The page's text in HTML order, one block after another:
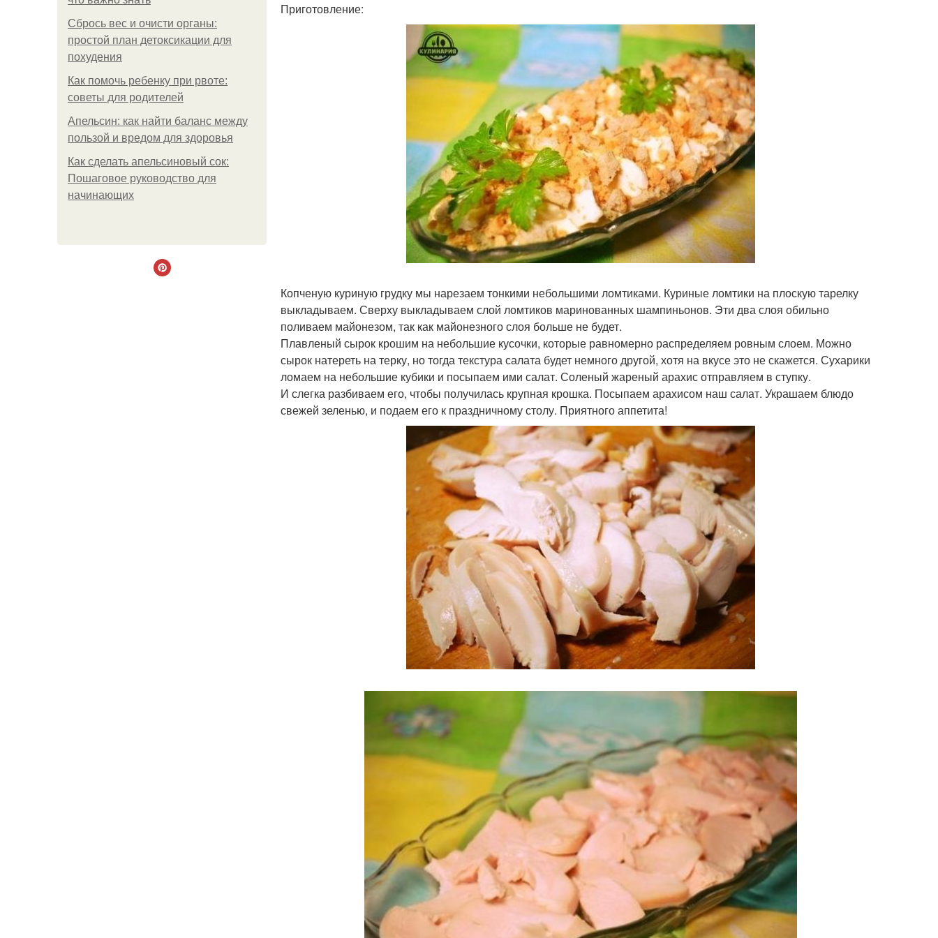
Сбрось вес и очисти органы:
простой план детоксикации для
похудения
Как помочь ребенку при рвоте:
советы для родителей
Апельсин: как найти баланс между
пользой и вредом для здоровья
Как сделать апельсиновый сок:
Пошаговое руководство для
начинающих
Приготовление:
Копченую куриную грудку мы нарезаем тонкими небольшими ломтиками. Куриные ломтики на плоскую тарелку
выкладываем. Сверху выкладываем слой ломтиков маринованных шампиньонов. Эти два слоя обильно
поливаем майонезом, так как майонезного слоя больше не будет.
Плавленый сырок крошим на небольшие кусочки, которые равномерно распределяем ровным слоем. Можно
сырок натереть на терку, но тогда текстура салата будет немного другой, хотя на вкусе это не скажется. Сухарики
ломаем на небольшие кубики и посыпаем ими салат. Соленый жареный арахис отправляем в ступку.
И слегка разбиваем его, чтобы получилась крупная крошка. Посыпаем арахисом наш салат. Украшаем блюдо
свежей зеленью, и подаем его к праздничному столу. Приятного аппетита!